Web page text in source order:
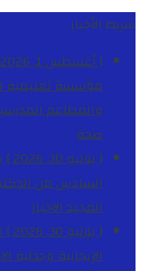
شريط الأخبار
[ أغسطس 1, 2026 ]
مؤسسة تعليمية
والمطاعم
صحة
[ يوليو 30, 2026 ]
السادس من
المجيدالاخبار
[ يوليو 30, 2026 ]
الإيجابية وجدلية